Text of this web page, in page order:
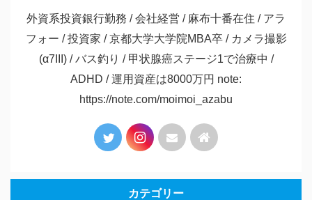
外資系投資銀行勤務 / 会社経営 / 麻布十番在住 / アラ
フォー / 投資家 / 京都大学大学院MBA卒 / カメラ撮影
(α7III) / バス釣り / 甲状腺癌ステージ1で治療中 /
ADHD / 運用資産は8000万円 note:
https://note.com/moimoi_azabu
カテゴリー